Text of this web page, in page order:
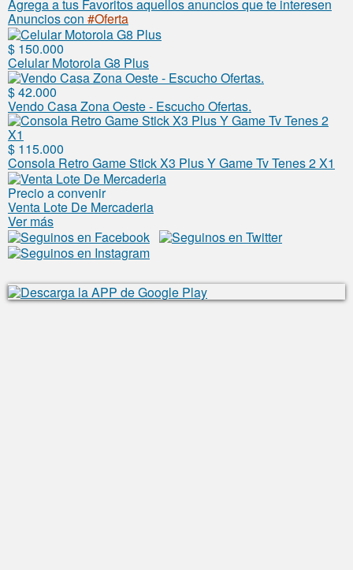
Agrega a tus Favoritos aquellos anuncios que te interesen
Anuncios con #Oferta
$ 150.000
Celular Motorola G8 Plus
$ 42.000
Vendo Casa Zona Oeste - Escucho Ofertas.
$ 115.000
Consola Retro Game Stick X3 Plus Y Game Tv Tenes 2 X1
Precio a convenir
Venta Lote De Mercaderia
Ver más